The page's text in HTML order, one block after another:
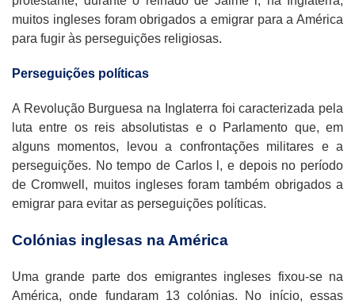
muitos ingleses foram obrigados a emigrar para a América
para fugir às perseguições religiosas.
Perseguições políticas
A Revolução Burguesa na Inglaterra foi caracterizada pela
luta entre os reis absolutistas e o Parlamento que, em
alguns momentos, levou a confrontações militares e a
perseguições. No tempo de Carlos l, e depois no período
de Cromwell, muitos ingleses foram também obrigados a
emigrar para evitar as perseguições políticas.
Colónias inglesas na América
Uma grande parte dos emigrantes ingleses fixou-se na
América, onde fundaram 13 colónias. No início, essas